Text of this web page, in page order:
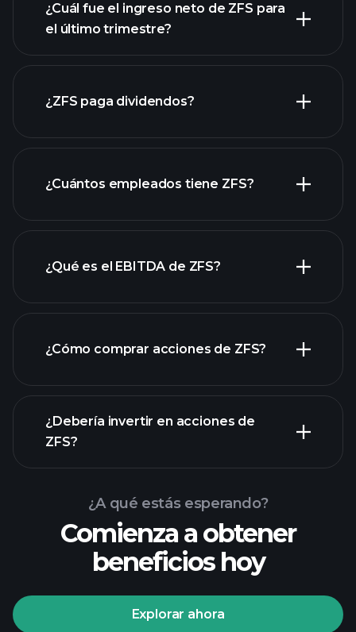
las ganancias de ZFS
financieros de ZFS
¿Cuál fue el ingreso neto de ZFS para
el último trimestre?
¿ZFS paga dividendos?
¿Cuántos empleados tiene ZFS?
¿Qué es el EBITDA de ZFS?
informes financieros
¿Cómo comprar acciones de ZFS?
Playtrade Tournaments
¿Debería invertir en acciones de
ZFS?
¿A qué estás esperando?
Comienza a obtener
beneficios hoy
Explorar ahora